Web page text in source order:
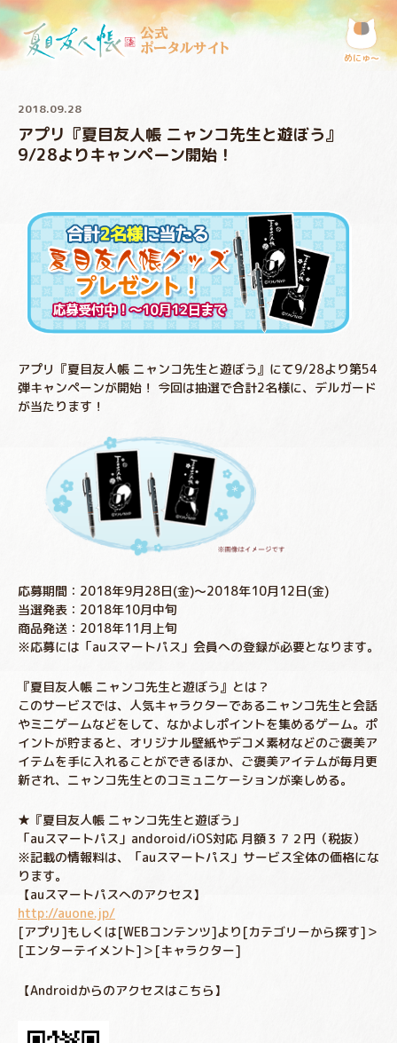
公式
ポータルサイト
めにゅ〜
2018.09.28
アプリ『夏目友人帳 ニャンコ先生と遊ぼう』
9/28よりキャンペーン開始！
アプリ『夏目友人帳 ニャンコ先生と遊ぼう』にて9/28より第54
弾キャンペーンが開始！ 今回は抽選で合計2名様に、デルガード
が当たります！
応募期間：2018年9月28日(金)～2018年10月12日(金)
当選発表：2018年10月中旬
商品発送：2018年11月上旬
※応募には「auスマートパス」会員への登録が必要となります。
『夏目友人帳 ニャンコ先生と遊ぼう』とは？
このサービスでは、人気キャラクターであるニャンコ先生と会話
やミニゲームなどをして、なかよしポイントを集めるゲーム。ポ
イントが貯まると、オリジナル壁紙やデコメ素材などのご褒美ア
イテムを手に入れることができるほか、ご褒美アイテムが毎月更
新され、ニャンコ先生とのコミュニケーションが楽しめる。
★『夏目友人帳 ニャンコ先生と遊ぼう」
「auスマートパス」andoroid/iOS対応 月額３７２円（税抜）
※記載の情報料は、「auスマートパス」サービス全体の価格にな
ります。
【auスマートパスへのアクセス】
http://auone.jp/
[アプリ]もしくは[WEBコンテンツ]より[カテゴリーから探す]＞
[エンターテイメント]＞[キャラクター]
【Androidからのアクセスはこちら】